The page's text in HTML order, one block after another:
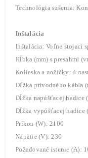
Technológia sušenia:
Inštalácia
Inštalácia: Voľne stojaci
Hĺbka (mm) s presahmi
Kolieska a nožičky: 4
Dľžka prívodného kábla
Dĺžka napúšťacej hadice
Dĺžka vypúšťacej hadice
Príkon (W): 2100
Napätie (V): 230
Požadované istenie (A):